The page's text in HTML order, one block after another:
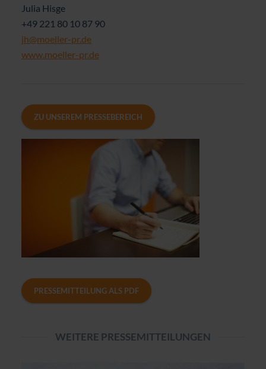
Julia Hisge
+49 221 80 10 87 90
jh@moeller-pr.de
www.moeller-pr.de
ZU UNSEREM PRESSEBEREICH
PRESSEMITTEILUNG ALS PDF
WEITERE PRESSEMITTEILUNGEN